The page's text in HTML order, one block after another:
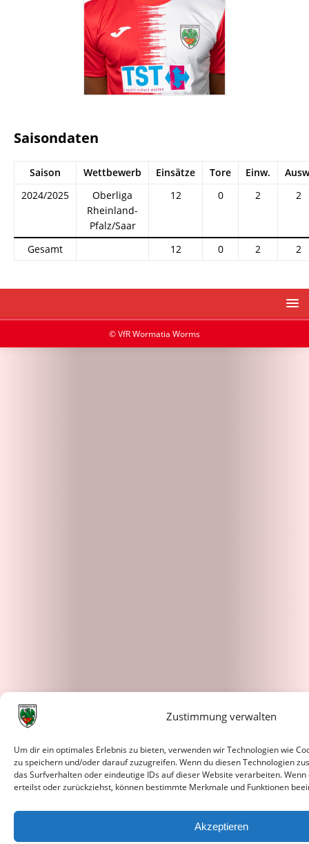
Zustimmung verwalten
Um dir ein optimales Erlebnis zu bieten, verwenden wir Technologien wie
zu speichern und/oder darauf zuzugreifen. Wenn du diesen Technologien
das Surfverhalten oder eindeutige IDs auf dieser Website verarbeiten.
erteilst oder zurückziehst, können bestimmte Merkmale und Funktionen
Akzeptieren
Saisondaten
Saison Wettbewerb Einsätze Tore Einw.
2024/2025
Oberliga
Rheinland-
Pfalz/Saar
12 0 2 2
Gesamt 12 0 2 2
© VfR Wormatia Worms